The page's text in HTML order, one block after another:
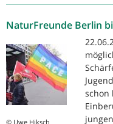
NaturFreunde Berlin
© Uwe Hiksch
schon